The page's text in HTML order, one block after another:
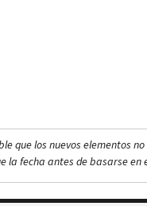
que los nuevos elementos
la fecha antes de basarse en